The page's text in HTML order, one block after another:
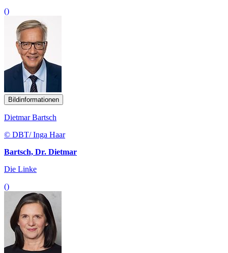
()
Bildinformationen
Dietmar Bartsch
© DBT/ Inga Haar
Bartsch, Dr. Dietmar
Die Linke
()